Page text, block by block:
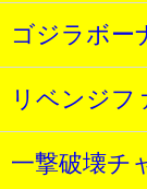
ゴジラボー
リベンジフ
一撃破壊チ